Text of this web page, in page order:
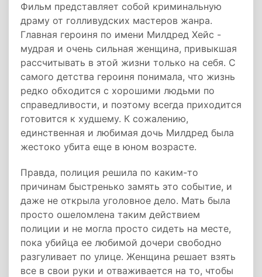
Фильм представляет собой криминальную
драму от голливудских мастеров жанра.
Главная героиня по имени Милдред Хейс -
мудрая и очень сильная женщина, привыкшая
рассчитывать в этой жизни только на себя. С
самого детства героиня понимала, что жизнь
редко обходится с хорошими людьми по
справедливости, и поэтому всегда приходится
готовится к худшему. К сожалению,
единственная и любимая дочь Милдред была
жестоко убита еще в юном возрасте.
Правда, полиция решила по каким-то
причинам быстренько замять это событие, и
даже не открыла уголовное дело. Мать была
просто ошеломлена таким действием
полиции и не могла просто сидеть на месте,
пока убийца ее любимой дочери свободно
разгуливает по улице. Женщина решает взять
все в свои руки и отваживается на то, чтобы